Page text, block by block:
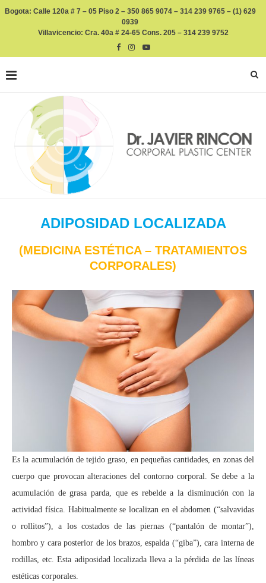
Bogota: Calle 120a # 7 – 05 Piso 2 – 350 865 9074 – 314 239 9765 – (1) 629
0939
Villavicencio: Cra. 40a # 24-65 Cons. 205 – 314 239 9752
ADIPOSIDAD LOCALIZADA
(MEDICINA ESTÉTICA – TRATAMIENTOS
CORPORALES)
Es la acumulación de tejido graso, en pequeñas cantidades, en zonas del
cuerpo que provocan alteraciones del contorno corporal. Se debe a la
acumulación de grasa parda, que es rebelde a la disminución con la
actividad física. Habitualmente se localizan en el abdomen (“salvavidas
o rollitos”), a los costados de las piernas (“pantalón de montar”),
hombro y cara posterior de los brazos, espalda (“giba”), cara interna de
rodillas, etc. Esta adiposidad localizada lleva a la pérdida de las líneas
estéticas corporales.